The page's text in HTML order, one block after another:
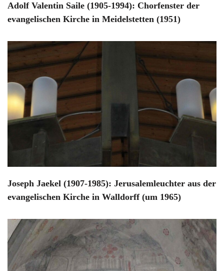
Adolf Valentin Saile (1905-1994): Chorfenster der
evangelischen Kirche in Meidelstetten (1951)
Joseph Jaekel (1907-1985): Jerusalemleuchter aus der
evangelischen Kirche in Walldorff (um 1965)